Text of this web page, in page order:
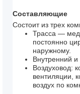
Составляющие
Состоит из трех
Трасса —
постоянно
наружному.
Внутренний
Воздуховод:
вентиляции,
воздух по